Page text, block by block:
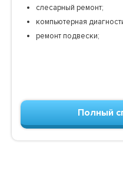
слесарный ремонт;
компьютерная
ремонт подвески;
Полный